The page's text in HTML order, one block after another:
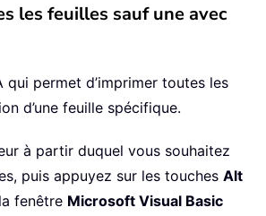
les feuilles sauf une avec
qui permet d’imprimer toutes les
d’une feuille spécifique.
à partir duquel vous souhaitez
puis appuyez sur les touches Alt
fenêtre Microsoft Visual Basic